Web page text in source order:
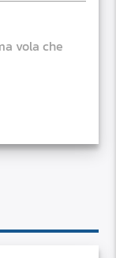
vola che